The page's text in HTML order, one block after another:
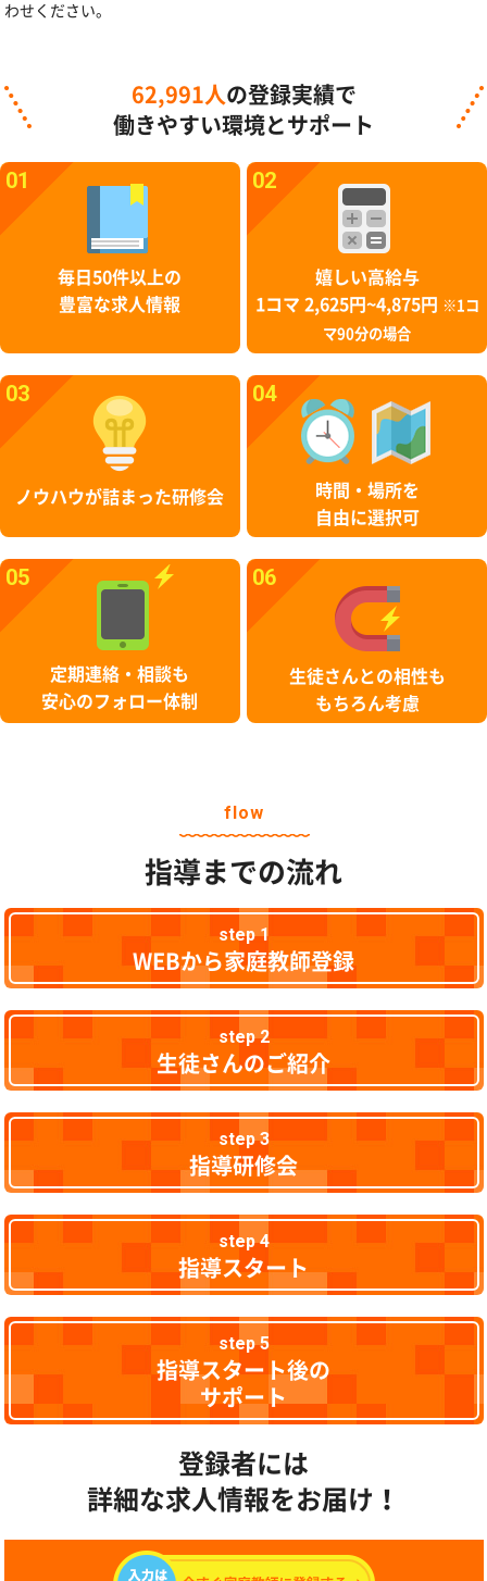
わせください。
62,991人 の登録実績で
働きやすい環境とサポート
01
毎日50件以上の
豊富な求人情報
02
嬉しい高給与
1コマ 2,625円~4,875円
※1コ
マ90分の場合
03
ノウハウが詰まった研修会
04
時間・場所を
自由に選択可
05
定期連絡・相談も
安心のフォロー体制
06
生徒さんとの相性も
もちろん考慮
flow
指導までの流れ
step 1
WEBから家庭教師登録
step 2
生徒さんのご紹介
step 3
指導研修会
step 4
指導スタート
step 5
指導スタート後の
サポート
登録者には
詳細な求人情報をお届け！